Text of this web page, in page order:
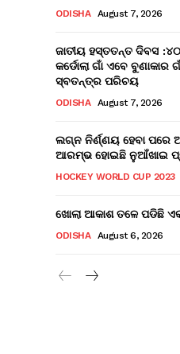
ODISHA August 7, 2026
ଜାତୀୟ ହସ୍ତତନ୍ତ ଦିବସ
କର୍ଡୋଲା ଗାଁ ଏବେ ବୁଣାକାର
ସ୍ବତନ୍ତ୍ର ପରିଚୟ
ODISHA August 7, 2026
ଲଗ୍ନ ନିର୍ଣ୍ଣୟ ହେବା ପରେ
ଆରମ୍ଭ ହୋଇଛି ନୁଆଁଖାଇ
HOCKEY WORLD CUP 2023
ଖୋଲା ଆକାଶ ତଳେ ପଡିଛି
ODISHA August 6, 2026